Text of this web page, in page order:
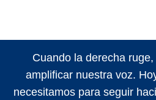
Cuando la derecha
amplificar nuestra voz.
necesitamos para seguir